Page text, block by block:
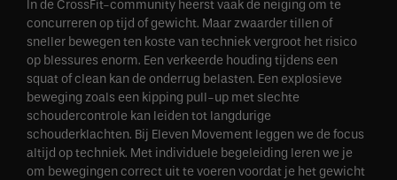
In de CrossFit-community heerst vaak de neiging om te
concurreren op tijd of gewicht. Maar zwaarder tillen of
sneller bewegen ten koste van techniek vergroot het risico
op blessures enorm. Een verkeerde houding tijdens een
squat of clean kan de onderrug belasten. Een explosieve
beweging zoals een kipping pull-up met slechte
schoudercontrole kan leiden tot langdurige
schouderklachten. Bij Eleven Movement leggen we de focus
altijd op techniek. Met individuele begeleiding leren we je
om bewegingen correct uit te voeren voordat je het gewicht